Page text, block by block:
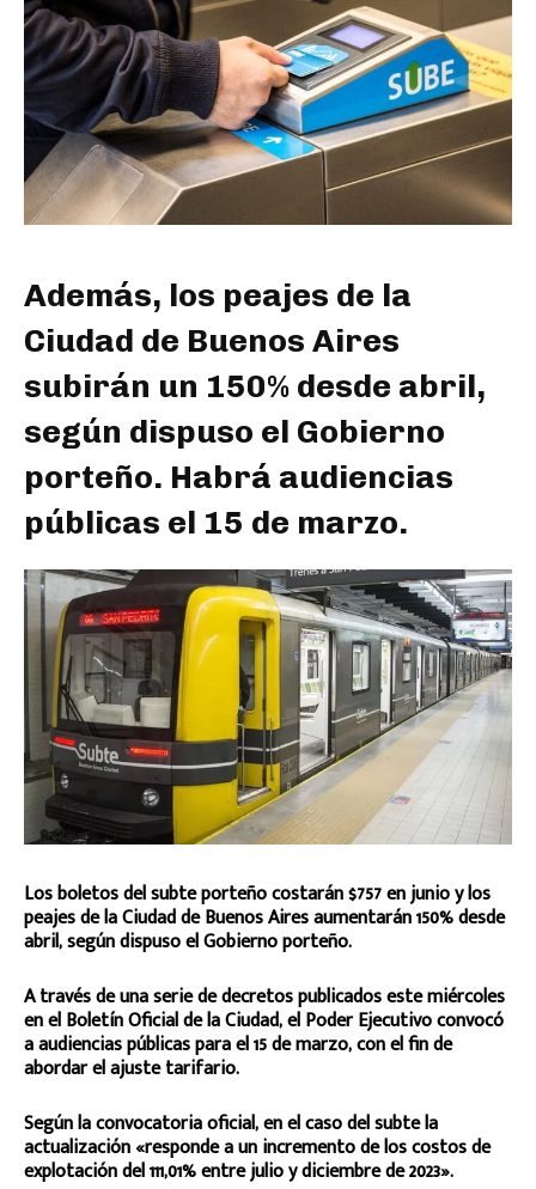
Además, los peajes de la
Ciudad de Buenos Aires
subirán un 150% desde abril,
según dispuso el Gobierno
porteño. Habrá audiencias
públicas el 15 de marzo.
Los boletos del subte porteño costarán $757 en junio y los
peajes de la Ciudad de Buenos Aires aumentarán 150% desde
abril, según dispuso el Gobierno porteño.
A través de una serie de decretos publicados este miércoles
en el Boletín Oficial de la Ciudad, el Poder Ejecutivo convocó
a audiencias públicas para el 15 de marzo, con el fin de
abordar el ajuste tarifario.
Según la convocatoria oficial, en el caso del subte la
actualización «responde a un incremento de los costos de
explotación del 111,01% entre julio y diciembre de 2023».